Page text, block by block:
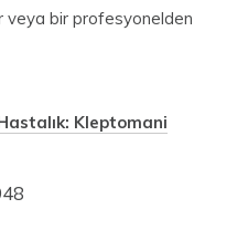
veya bir profesyonelden
Kleptomani